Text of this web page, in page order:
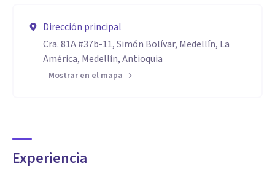
Dirección principal
Cra. 81A #37b-11, Simón Bolívar, Medellín, La
América, Medellín, Antioquia
Mostrar en el mapa
Experiencia